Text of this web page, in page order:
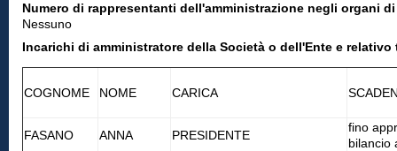
Numero di rappresentanti dell'amministrazione negli organi
Nessuno
Incarichi di amministratore della Società o dell'Ente e
COGNOME NOME CARICA
FASANO ANNA PRESIDENTE
fino
bilancio